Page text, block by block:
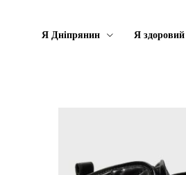
Я Дніпрянин Я здоровий